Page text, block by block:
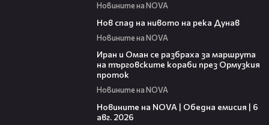
Новините на NOVA
Нов спад на нивото на река Дунав
Новините на NOVA
Иран и Оман се разбраха за маршрута
на търговските кораби през Ормузкия
проток
Новините на NOVA
Новините на NOVA | Обедна емисия | 6
авг. 2026